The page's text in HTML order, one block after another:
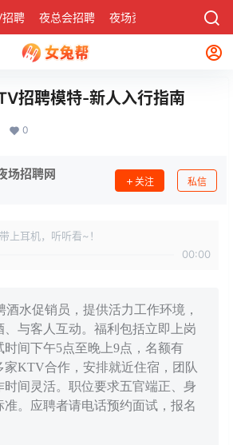
招聘 夜总会招聘 夜场资讯 社区
招聘模特-新人入行指南
0
场招聘网 关注 私信
上耳机，听听看~！
00:00
酒水促销员，提供活力工作环境，
、与客人互动。福利包括立即上岗
间下午5点至晚上9点，名额有
家KTV合作，安排就近住宿，团队
时间灵活。职位要求五官端正、身
。应聘者请电话预约面试，报名